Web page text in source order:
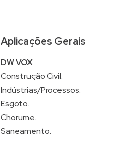
Aplicações Gerais
DW VOX
Construção Civil.
Indústrias/Processos.
Esgoto.
Chorume.
Saneamento.